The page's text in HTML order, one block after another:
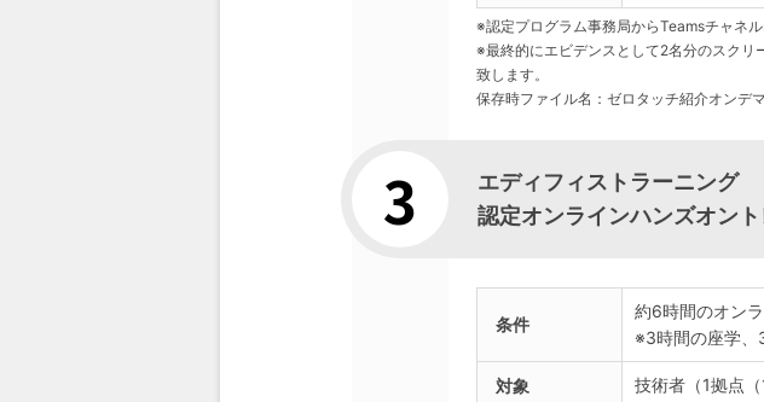
※認定プログラム事務局からTeamsチャネ
※最終的にエビデンスとして2名分のスクリ
致します。
保存時ファイル名：ゼロタッチ紹介オンデ
エディフィストラーニング
認定オンラインハンズオン
条件
約6時間のオン
※3時間の座学、
対象 技術者（1拠点（